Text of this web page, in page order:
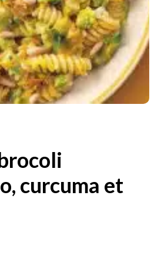
curcuma et